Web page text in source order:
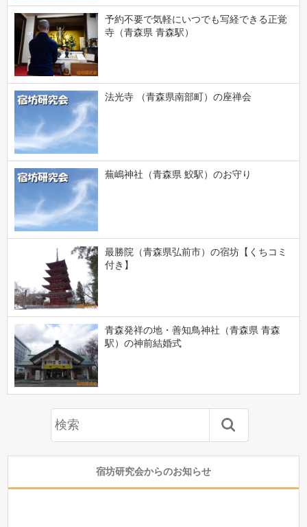
予約不要で気軽にいつでも写経できる正覚
寺（青森県 青森駅）
法光寺 （青森県南部町）の座禅会
蕪嶋神社（青森県 鮫駅）のお守り
最勝院（青森県弘前市）の宿坊【くちコミ
付き】
青森発祥の地・善知鳥神社（青森県 青森
駅）の神前結婚式
宿坊研究会からのお知らせ